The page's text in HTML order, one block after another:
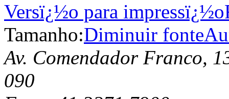
Versï¿½o para impressï¿½o
Tamanho:Diminuir fonte
Av. Comendador Franco,
090